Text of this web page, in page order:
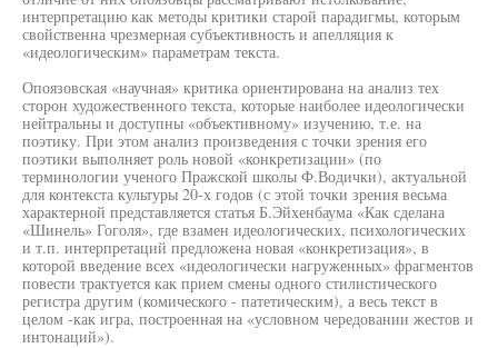
интерпретацию как методы критики старой парадигмы, которым
свойственна чрезмерная субъективность и апелляция к
«идеологическим» параметрам текста.
Опоязовская «научная» критика ориентирована на анализ тех
сторон художественного текста, которые наиболее идеологически
нейтральны и доступны «объективному» изучению, т.е. на
поэтику. При этом анализ произведения с точки зрения его
поэтики выполняет роль новой «конкретизации» (по
терминологии ученого Пражской школы Ф.Водички), актуальной
для контекста культуры 20-х годов (с этой точки зрения весьма
характерной представляется статья Б.Эйхенбаума «Как сделана
«Шинель» Гоголя», где взамен идеологических, психологических
и т.п. интерпретаций предложена новая «конкретизация», в
которой введение всех «идеологически нагруженных» фрагментов
повести трактуется как прием смены одного стилистического
регистра другим (комического - патетическим), а весь текст в
целом -как игра, построенная на «условном чередовании жестов и
интонаций»).